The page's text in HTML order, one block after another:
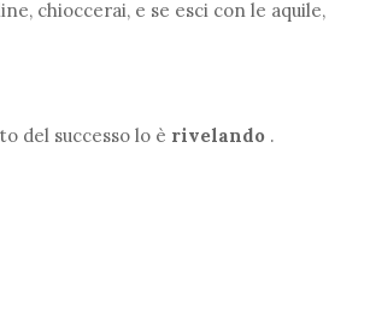
chioccerai, e se esci con le aquile,
del successo lo è rivelando .